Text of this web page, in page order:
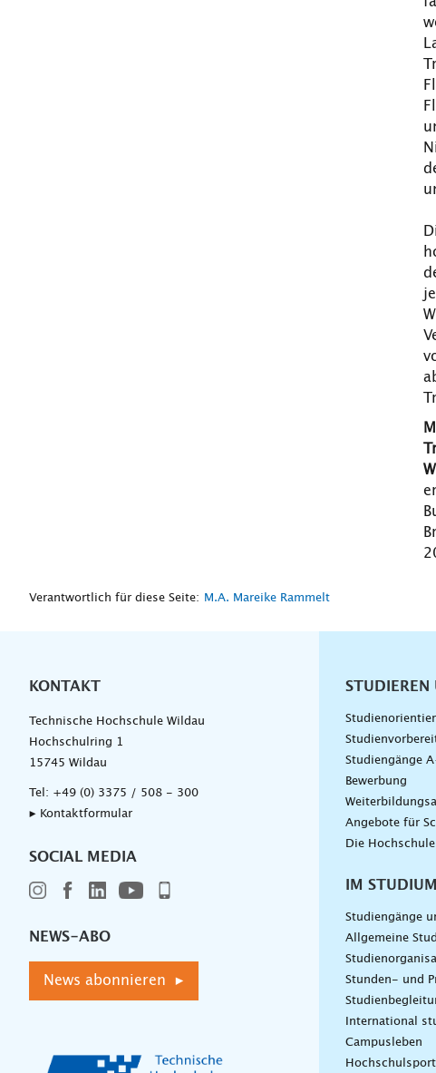
Verantwortlich für diese Seite: M.A. Mareike Rammelt
KONTAKT
Technische Hochschule Wildau
Hochschulring 1
15745 Wildau
Tel: +49 (0) 3375 / 508 - 300
▸ Kontaktformular
SOCIAL MEDIA
NEWS-ABO
News abonnieren ▸
STUDIEREN
Studiengänge
Bewerbung
Angebote für
Die
IM STUDIUM
Studiengänge
Allgemeine
Stunden- und
International
Campusleben
Hochschulsport